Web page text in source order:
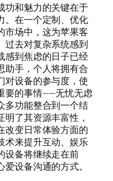
功和魅力的关键在于
。在一个定制、优化
市场中，这为苹果客
过去对复杂系统感到
感到焦虑的日子已经
助手，个人将拥有合
对设备的参与度，使
要的事情——无忧无虑
多功能整合到一个结
了其资源丰富性，
改变日常体验方面的
术来提升互动、娱乐
设备将继续走在前
设备沟通的方式。